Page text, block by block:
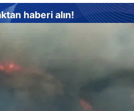
haberi alın!